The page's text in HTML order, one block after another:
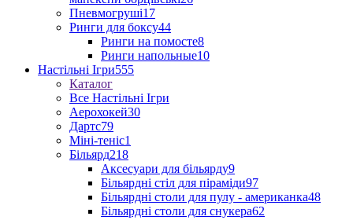
Пневмогруші17
Ринги для боксу44
Ринги на помосте8
Ринги напольные10
Настільні Ігри555
Каталог
Все Настільні Ігри
Аерохокей30
Дартс79
Міні-теніс1
Більярд218
Аксесуари для більярду9
Більярдні стіл для піраміди97
Більярдні столи для пулу - американка48
Більярдні столи для снукера62